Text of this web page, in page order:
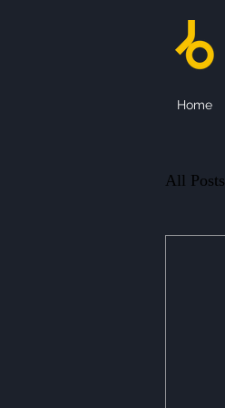
Home
All Posts